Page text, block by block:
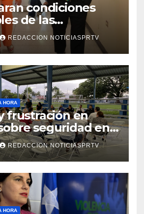
condiciones
de las
el Departamento
en Mayagüez
REDACCION NOTICIASPRTV
HORA
frustración en
seguridad en
REDACCION NOTICIASPRTV
HORA